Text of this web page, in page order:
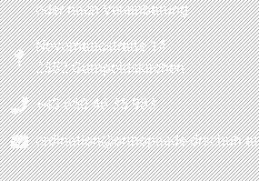
oder nach Vereinbarung
Novomaticstraße 14
2352 Gumpoldskirchen
+43 650 46 35 983
ordination@orthopaede-drschuh.at